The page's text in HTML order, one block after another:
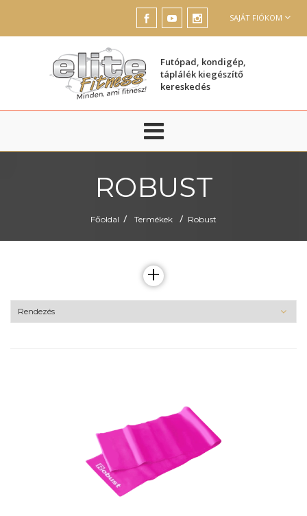
SAJÁT FIÓKOM
Futópad, kondigép,
táplálék kiegészítő
kereskedés
ROBUST
Főoldal / Termékek / Robust
+